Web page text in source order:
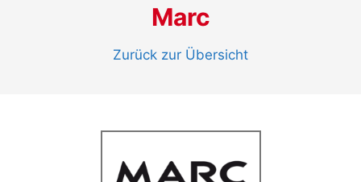
Marc
Zurück zur Übersicht